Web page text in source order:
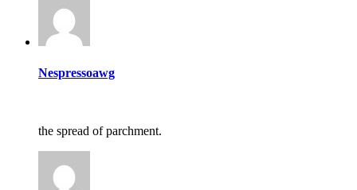
Nespressoawg
the spread of parchment.